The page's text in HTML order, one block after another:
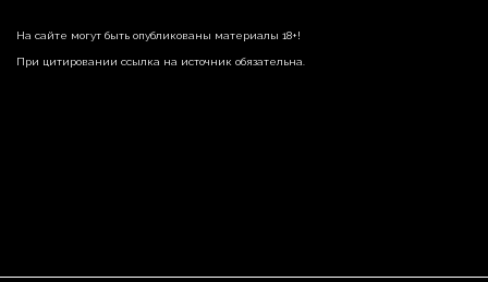
На сайте могут быть опубликованы материалы 18+!
При цитировании ссылка на источник обязательна.